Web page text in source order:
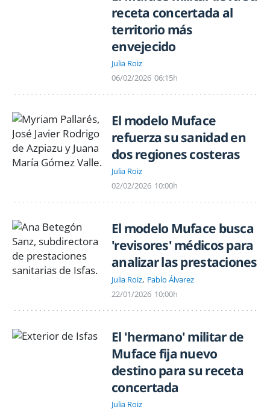
receta concertada al
territorio más
envejecido
Julia Roiz
06/02/2026 06:15h
El modelo Muface
refuerza su sanidad en
dos regiones costeras
Julia Roiz
02/02/2026 10:00h
El modelo Muface busca
'revisores' médicos para
analizar las prestaciones
Julia Roiz Pablo Álvarez
22/01/2026 10:00h
El 'hermano' militar de
Muface fija nuevo
destino para su receta
concertada
Julia Roiz